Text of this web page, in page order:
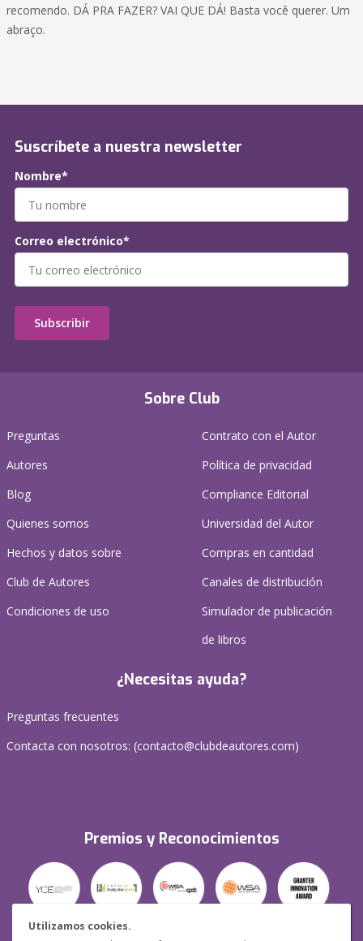
Utilizamos cookies.
recomendo. DÁ PRA FAZER? VAI QUE DÁ! Basta você querer. Um
abraço.
Sobre Club
Preguntas
Autores
Blog
Quienes somos
Hechos y datos sobre
Club de Autores
Condiciones de uso
Contrato con el Autor
Política de privacidad
Compliance Editorial
Universidad del Autor
Compras en cantidad
Canales de distribución
Simulador de publicación
de libros
¿Necesitas ayuda?
Preguntas frecuentes
Contacta con nosotros: (contacto@clubdeautores.com)
Premios y Reconocimientos
Suscríbete a nuestra newsletter
Nombre*
Correo electrónico*
Subscribir